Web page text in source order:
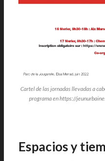
Cartel de las jornadas llevadas a
programa en https://
Espacios y